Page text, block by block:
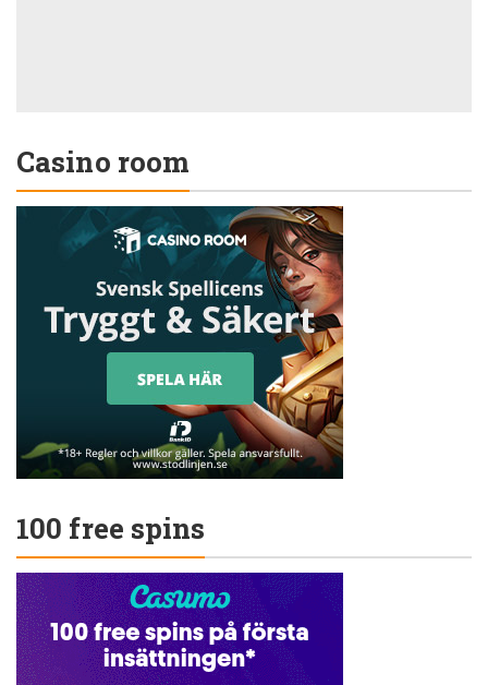
Casino room
100 free spins